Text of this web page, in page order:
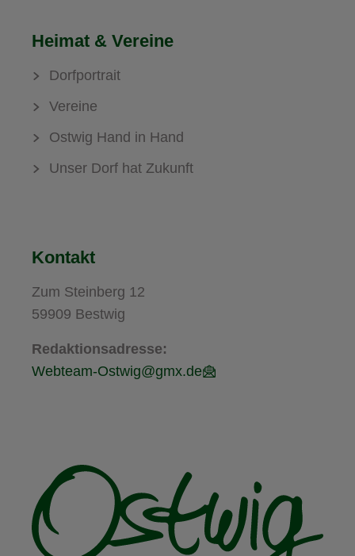
Heimat & Vereine
Dorfportrait
Vereine
Ostwig Hand in Hand
Unser Dorf hat Zukunft
Kontakt
Zum Steinberg 12
59909 Bestwig
Redaktionsadresse:
Webteam-Ostwig@gmx.de